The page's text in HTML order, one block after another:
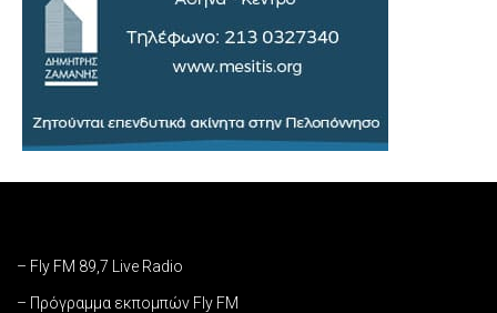
– Fly FM 89,7 Live Radio
– Πρόγραμμα εκπομπών Fly FM